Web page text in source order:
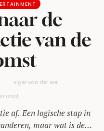
de
van de
Elger van der Wel
read
af. Een logische stap in
maar wat is de